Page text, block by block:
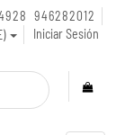
946282012
Iniciar Sesión